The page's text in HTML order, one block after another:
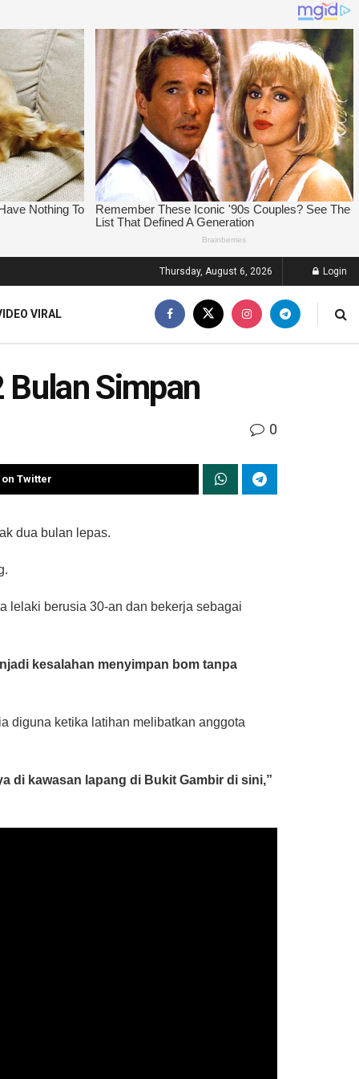
Thursday, August 6, 2026 Login
VIRAL
Bulan Simpan
0
Twitter
dua bulan lepas.
lelaki berusia 30-an dan bekerja sebagai
kesalahan menyimpan bom tanpa
diguna ketika latihan melibatkan anggota
di kawasan lapang di Bukit Gambir di sini,”